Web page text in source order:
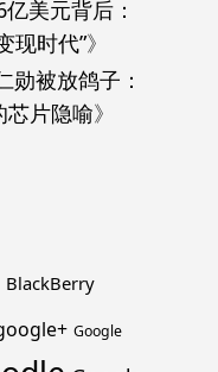
亿美元背后：
现时代”》
勋被放鸽子：
芯片隐喻》
BlackBerry
Google